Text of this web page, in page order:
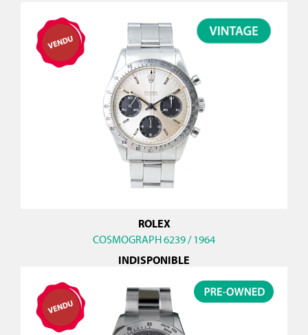
ROLEX
COSMOGRAPH 6239 / 1964
INDISPONIBLE